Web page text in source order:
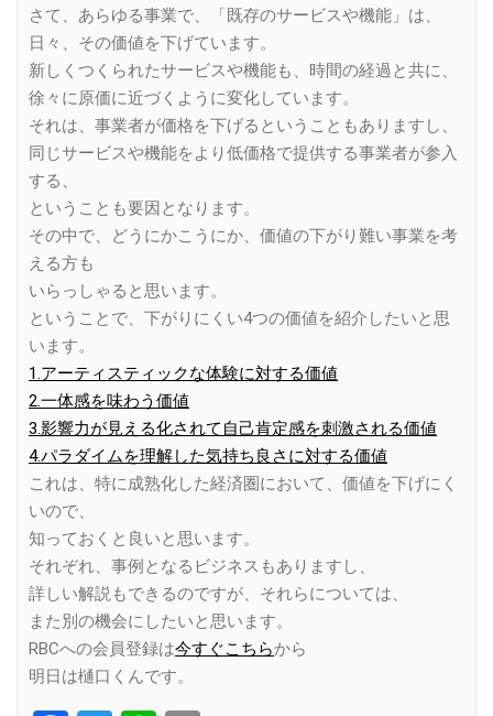
さて、あらゆる事業で、「既存のサービスや機能」は、
日々、その価値を下げています。
新しくつくられたサービスや機能も、時間の経過と共に、
徐々に原価に近づくように変化しています。
それは、事業者が価格を下げるということもありますし、
同じサービスや機能をより低価格で提供する事業者が参入
する、
ということも要因となります。
その中で、どうにかこうにか、価値の下がり難い事業を考
える方も
いらっしゃると思います。
ということで、下がりにくい4つの価値を紹介したいと思
います。
1.アーティスティックな体験に対する価値
2.一体感を味わう価値
3.影響力が見える化されて自己肯定感を刺激される価値
4.パラダイムを理解した気持ち良さに対する価値
これは、特に成熟化した経済圏において、価値を下げにく
いので、
知っておくと良いと思います。
それぞれ、事例となるビジネスもありますし、
詳しい解説もできるのですが、それらについては、
また別の機会にしたいと思います。
RBCへの会員登録は今すぐこちらから
明日は樋口くんです。